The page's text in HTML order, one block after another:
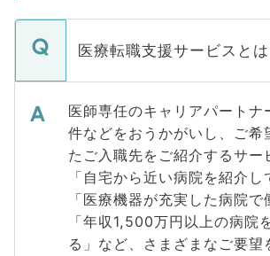
医療転職支援サービスとは
医師専任のキャリアパートナ
件などをおうかがいし、ご希
たご入職先をご紹介するサー
「自宅から近い病院を紹介し
「医療機器が充実した病院で
「年収1,500万円以上の病院
る」など、さまざまなご要望